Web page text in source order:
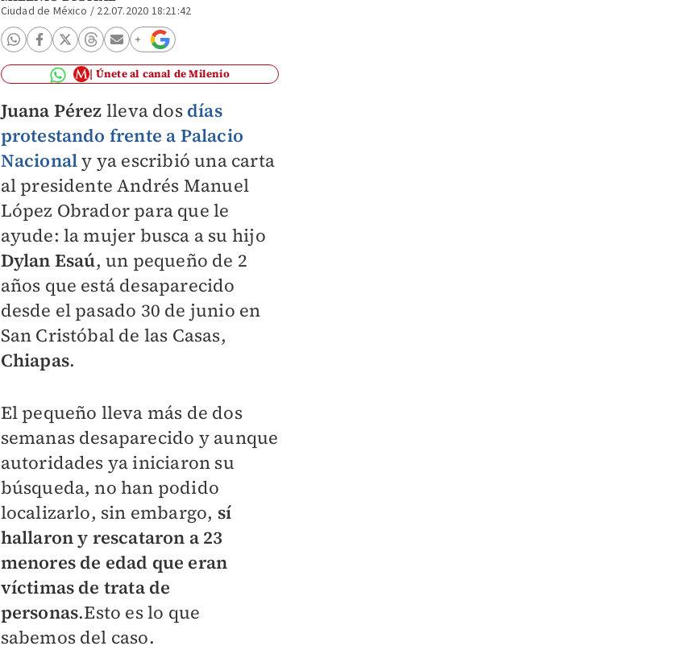
Ciudad de México / 22.07.2020 18:21:42
Únete al canal de Milenio
Juana Pérez lleva dos días
protestando frente a Palacio
Nacionaly ya escribió una carta
al presidente Andrés Manuel
López Obrador para que le
ayude: la mujer busca a su hijo
Dylan Esaú, un pequeño de 2
años que está desaparecido
desde el pasado 30 de junio en
San Cristóbal de las Casas,
Chiapas.
El pequeño lleva más de dos
semanas desaparecido y aunque
autoridades ya iniciaron su
búsqueda, no han podido
localizarlo, sin embargo, sí
hallaron y rescataron a 23
menores de edad que eran
víctimas de trata de
personas.Esto es lo que
sabemos del caso.